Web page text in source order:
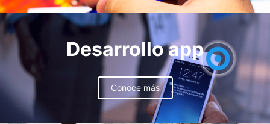
Desarrollo app
Conoce más